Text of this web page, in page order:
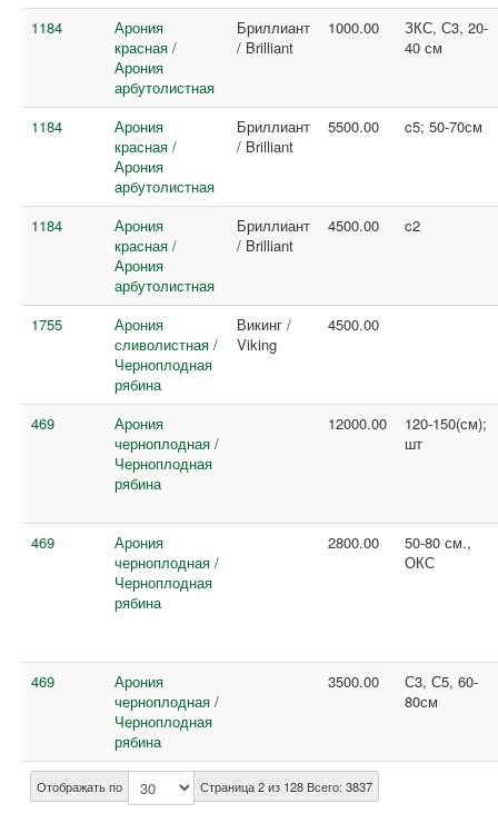
Отображать по Страница 2 из 128 Всего: 3837
1184
Арония
красная /
Арония
арбутолистная
Бриллиант
/ Brilliant
1000.00
ЗКС, С3, 20-
40 см
1184
Арония
красная /
Арония
арбутолистная
Бриллиант
/ Brilliant
5500.00 c5; 50-70см
1184
Арония
красная /
Арония
арбутолистная
Бриллиант
/ Brilliant
4500.00 c2
1755
Арония
сливолистная /
Черноплодная
рябина
Викинг /
Viking
4500.00
469
Арония
черноплодная /
Черноплодная
рябина
12000.00
120-150(см);
шт
469
Арония
черноплодная /
Черноплодная
рябина
2800.00
50-80 см.,
ОКС
469
Арония
черноплодная /
Черноплодная
рябина
3500.00
С3, С5, 60-
80см